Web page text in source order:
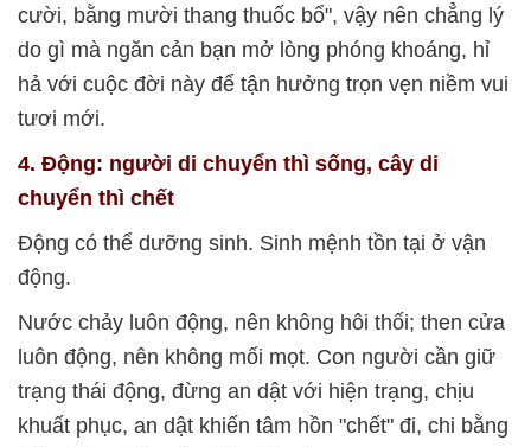
cười, bằng mười thang thuốc bổ", vậy nên chẳng lý
do gì mà ngăn cản bạn mở lòng phóng khoáng, hỉ
hả với cuộc đời này để tận hưởng trọn vẹn niềm vui
tươi mới.
4. Động: người di chuyển thì sống, cây di
chuyển thì chết
Động có thể dưỡng sinh. Sinh mệnh tồn tại ở vận
động.
Nước chảy luôn động, nên không hôi thối; then cửa
luôn động, nên không mối mọt. Con người cần giữ
trạng thái động, đừng an dật với hiện trạng, chịu
khuất phục, an dật khiến tâm hồn "chết" đi, chi bằng